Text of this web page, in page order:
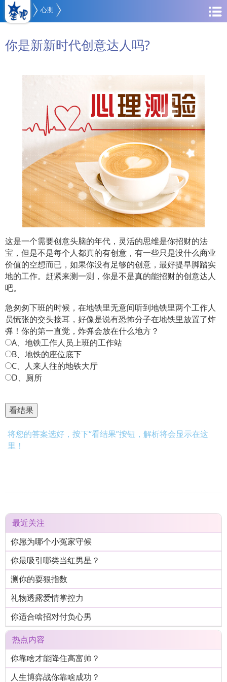
心测
你是新新时代创意达人吗?
这是一个需要创意头脑的年代，灵活的思维是你招财的法
宝，但是不是每个人都真的有创意，有一些只是没什么商业
价值的空想而已，如果你没有足够的创意，最好提早脚踏实
地的工作。赶紧来测一测，你是不是真的能招财的创意达人
吧。
急匆匆下班的时候，在地铁里无意间听到地铁里两个工作人
员慌张的交头接耳，好像是说有恐怖分子在地铁里放置了炸
弹！你的第一直觉，炸弹会放在什么地方？
A、地铁工作人员上班的工作站
B、地铁的座位底下
C、人来人往的地铁大厅
D、厕所
将您的答案选好，按下“看结果”按钮，解析将会显示在这
里！
最近关注
你愿为哪个小冤家守候
你最吸引哪类当红男星？
测你的耍狠指数
礼物透露爱情掌控力
你适合啥招对付负心男
热点内容
你靠啥才能降住高富帅？
人生博弈战你靠啥成功？